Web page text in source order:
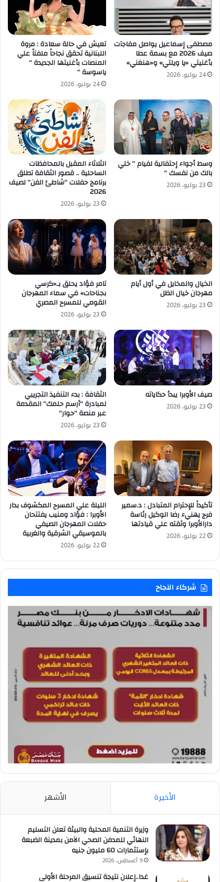
مصطفى إسماعيل يواصل مفاجآت
صيف 2026 مع بسمة عطا
بأغنيتي «يا ويلتي» و«هنغني»
24 يوليو، 2026
تعيش في حالة سعادة : مروة
اللبنانية تحقق نجاحاً ملفتاً علي
المنصات بأغنيتها الجديدة ”
ياسوسة “
24 يوليو، 2026
وسط أجواء إحتفالية لفيام ” خلي
بالك من نفسك “
23 يوليو، 2026
الثلاثاء المقبل بالمحافظات
الساحلية .. قصور الثقافة تطلق
برنامج حفلات “شاطئ الفن” لصيف
2026
23 يوليو، 2026
الخيال والمخايل في أول أيام
مهرجان خيال الظل
23 يوليو، 2026
تامر فؤاد يحلق بـ«كرسي
بجناحات» في سماء المهرجان
القومي للمسرح المصري
23 يوليو، 2026
صيف الأوبرا يبدأ حكاياته
23 يوليو، 2026
الثقافة : بدء التنفيذ التجريبي
لمبادرة “أرسم حلمك” المقدمة
عبر منصة “حوار”
23 يوليو، 2026
تأكيداً للإحترام المتبادل : د.سمير
فرج يهنيء رضا الوكيل رئاسة
دارالأوبرا وثقته علي قيادتها
22 يوليو، 2026
الليلة علي المسرح المكشوف بدار
الأوبرا : فؤاد ومنيب يفتتحان
حفلات المهرجان الصيفي
بالموسيقي الشرقية والغربية
22 يوليو، 2026
شركاء النجاح
الأخيرة الأشهر
وزيرة التنمية المحلية والبيئة تعلن التسليم
النهائي للمدفن الصحي الآمن بمدينة الضبعة
بإستثمارات 60 مليون جنيه
9 أغسطس، 2026
غدا..إعلان نتيجة تنسيق المرحلة الأولى